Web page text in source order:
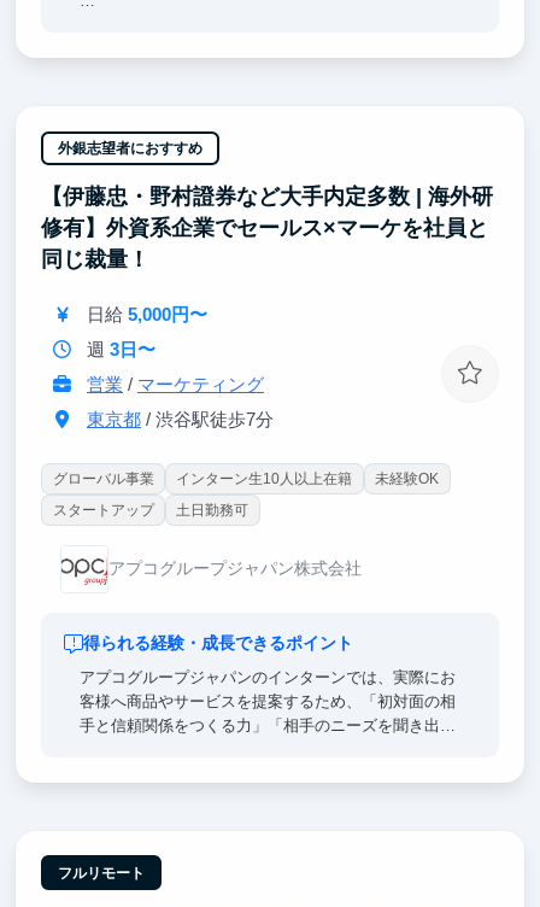
とに挑戦できます。ここで身につけた人脈や経験は今
後のビジネスパーソンとしての経験に活きるはずで
す。
外銀志望者におすすめ
【伊藤忠・野村證券など大手内定多数 | 海外研
修有】外資系企業でセールス×マーケを社員と
同じ裁量！
日給 5,000円〜
週 3日〜
営業 / マーケティング
東京都/ 渋谷駅徒歩7分
グローバル事業 インターン生10人以上在籍
未経験OK
スタートアップ
土日勤務可
アプコグループジャパン株式会社
得られる経験・成長できるポイント
アプコグループジャパンのインターンでは、実際にお
客様へ商品やサービスを提案するため、「初対面の相
手と信頼関係をつくる力」「相手のニーズを聞き出す
ばした」「チームを育成した」など、行動と成果を数
字で話せるため、他の学生との差別化につながりま
フルリモート